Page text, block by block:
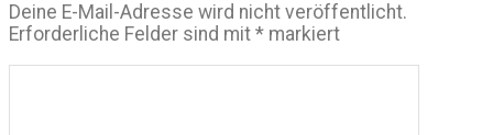
Deine E-Mail-Adresse wird nicht veröffentlicht.
Erforderliche Felder sind mit * markiert